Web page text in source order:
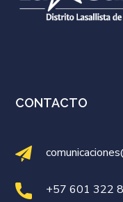
CONTACTO
+57 601 322